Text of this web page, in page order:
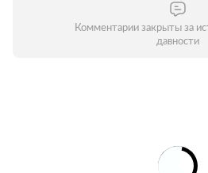
Комментарии закрыты за
давности